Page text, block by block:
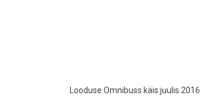
Looduse Omnibuss käis juulis